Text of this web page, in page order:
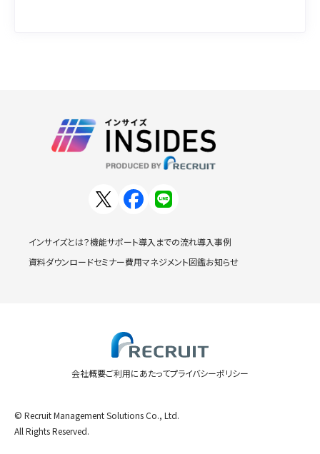
インサイズとは？機能サポート導入までの流れ導入事例
資料ダウンロードセミナー費用マネジメント図鑑お知らせ
会社概要ご利用にあたってプライバシーポリシー
© Recruit Management Solutions Co., Ltd.
All Rights Reserved.